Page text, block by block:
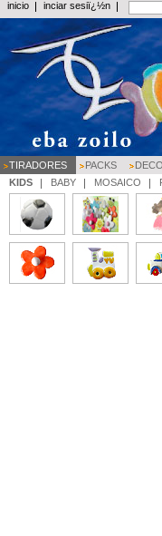
inicio inciar sesiï¿½n
TIRADORES PACKS
KIDS
BABY MOSAICO